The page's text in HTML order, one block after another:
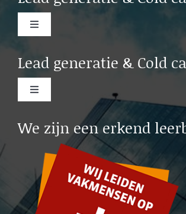
Toggle
Cold calling Amsterdam
Cold calling Rotterdam
Cold calling Leiden
Cold calling Delft
Lead generatie & Cold
Toggle
Lead generation b2b Rotterdam
Lead generation b2b Leiden
Lead generation b2b Gouda
We zijn een erkend